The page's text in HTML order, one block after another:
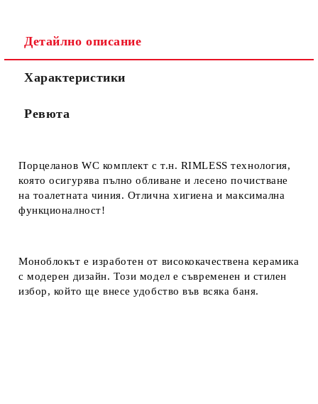
Детайлно описание
Характеристики
Ревюта
Порцеланов WC комплект с т.н. RIMLESS технология,
която осигурява пълно обливане и лесено почистване
на тоалетната чиния. Отлична хигиена и максимална
функционалност!
Моноблокът е изработен от висококачествена керамика
с модерен дизайн. Този модел е съвременен и стилен
избор, който ще внесе удобство във всяка баня.